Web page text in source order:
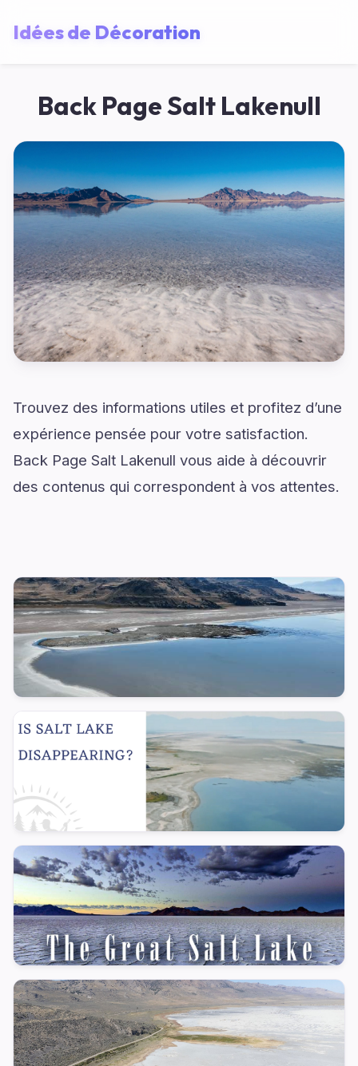
Idées de Décoration
Back Page Salt Lakenull
Trouvez des informations utiles et profitez d’une
expérience pensée pour votre satisfaction.
Back Page Salt Lakenull vous aide à découvrir
des contenus qui correspondent à vos attentes.